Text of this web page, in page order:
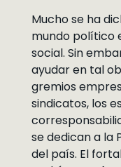
Mucho se ha
mundo político
social. Sin
ayudar en tal
gremios
sindicatos, los
se dedican a la
del país. El